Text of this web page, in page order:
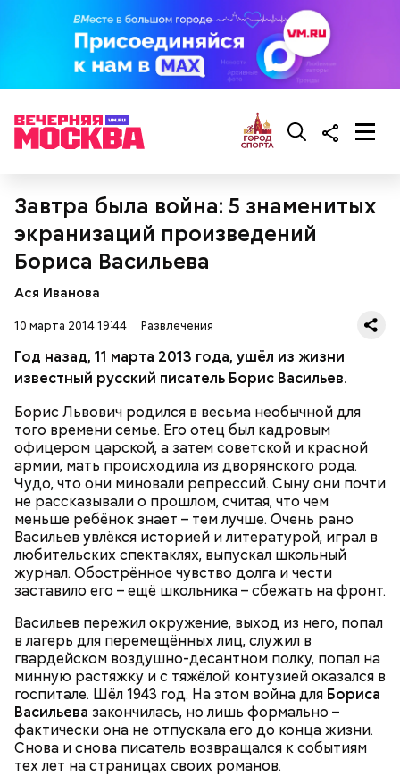
Завтра была война: 5 знаменитых
экранизаций произведений
Бориса Васильева
Ася Иванова
10 марта 2014 19:44 Развлечения
Год назад, 11 марта 2013 года, ушёл из жизни
известный русский писатель Борис Васильев.
Борис Львович родился в весьма необычной для
того времени семье. Его отец был кадровым
офицером царской, а затем советской и красной
армии, мать происходила из дворянского рода.
Чудо, что они миновали репрессий. Сыну они почти
не рассказывали о прошлом, считая, что чем
меньше ребёнок знает – тем лучше. Очень рано
Васильев увлёкся историей и литературой, играл в
любительских спектаклях, выпускал школьный
журнал. Обострённое чувство долга и чести
заставило его – ещё школьника – сбежать на фронт.
Васильев пережил окружение, выход из него, попал
в лагерь для перемещённых лиц, служил в
гвардейском воздушно-десантном полку, попал на
минную растяжку и с тяжёлой контузией оказался в
госпитале. Шёл 1943 год. На этом война для Бориса
Васильева закончилась, но лишь формально –
фактически она не отпускала его до конца жизни.
Снова и снова писатель возвращался к событиям
тех лет на страницах своих романов.